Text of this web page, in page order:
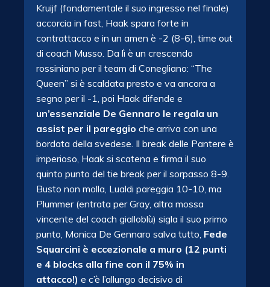
Kruijf (fondamentale il suo ingresso nel finale)
accorcia in fast, Haak spara forte in
contrattacco e in un amen è -2 (8-6), time out
di coach Musso. Da lì è un crescendo
rossiniano per il team di Conegliano: “The
Queen” si è scaldata presto e va ancora a
segno per il -1, poi Haak difende e
un’essenziale De Gennaro le regala un
assist per il pareggio che arriva con una
bordata della svedese. Il break delle Pantere è
imperioso, Haak si scatena e firma il suo
quinto punto del tie break per il sorpasso 8-9.
Busto non molla, Lualdi pareggia 10-10, ma
Plummer (entrata per Gray, altra mossa
vincente del coach gialloblù) sigla il suo primo
punto, Monica De Gennaro salva tutto, Fede
Squarcini è eccezionale a muro (12 punti
e 4 blocks alla fine con il 75% in
attacco!) e c’è l’allungo decisivo di